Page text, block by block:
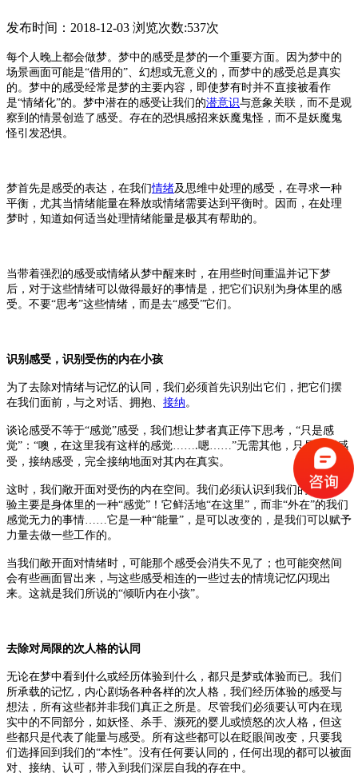
发布时间：2018-12-03 浏览次数:537次
每个人晚上都会做梦。 梦中的感受是梦的一个重要方面。因为梦中的
场景画面可能是“借用的”、幻想或无意义的，而梦中的感受总是真实
的。梦中的感受经常是梦的主要内容，即使梦有时并不直接被看作
是“情绪化”的。梦中潜在的感受让我们的潜意识与意象关联，而不是观
察到的情景创造了感受。存在的恐惧感招来妖魔鬼怪，而不是妖魔鬼
怪引发恐惧。
梦首先是感受的表达，在我们情绪及思维中处理的感受，在寻求一种
平衡 ， 尤其当情绪能量在释放或情绪需要达到平衡时。因而，在处理
梦时，知道如何适当处理情绪能量是极其有帮助的。
当带着强烈的感受或情绪从梦中醒来时，在用些时间重温并记下梦
后，对于这些情绪可以做得最好的事情是，把它们识别为身体里的感
受。不要“思考”这些情绪，而是去“感受”它们。
识别感受，识别受伤的内在小孩
为了去除对情绪与记忆的认同，我们必须首先识别出它们，把它们摆
在我们面前，与之对话、拥抱、 接纳。
谈论感受不等于“感觉”感受，我们想让梦者真正停下思考，“只是感
觉”：“噢，在这里我有这样的感觉…….嗯……”无需其他，只是敞开感
受，接纳感受，完全接纳地面对其内在真实。
这时，我们敞开面对受伤的内在空间。我们必须认识到我们的情绪体
验主要是身体里的一种“感觉”！它鲜活地“在这里”，而非“外在”的我们
感觉无力的事情……它是一种“能量”，是可以改变的，是我们可以赋予
力量去做一些工作的。
当我们敞开面对情绪时，可能那个感受会消失不见了 ； 也可能突然间
会有些画面冒出来，与这些感受相连的一些过去的情境记忆闪现出
来。这就是我们所说的“倾听内在小孩”。
去除对局限的次人格的认同
无论在梦中看到什么或经历体验到什么，都只是梦或体验而已。我们
所承载的记忆，内心剧场各种各样的次人格，我们经历体验的感受与
想法，所有这些都并非我们真正之所是。尽管我们必须要认可内在现
实中的不同部分，如妖怪、杀手、濒死的婴儿或愤怒的次人格，但这
些都只是代表了能量与感受。所有这些都可以在眨眼间改变，只要我
们选择回到我们的“本性”。没有任何要认同的，任何出现的都可以被面
对、接纳、认可，带入到我们深层自我的存在中。